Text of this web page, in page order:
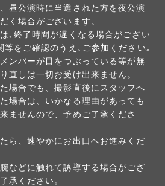
昼公演時に当選された方を夜公演
く場合がございます。
､終了時間が遅くなる場合がござい
等をご確認のうえ､ご参加ください｡
ンバーが目をつぶっている等が無
直しは一切お受け出来ません。
場合でも、撮影直後にスタッフへ
場合は、いかなる理由があっても
ませんので、予めご了承くださ
ら、速やかにお出口へお進みくだ
などに触れて誘導する場合がござ
承ください。